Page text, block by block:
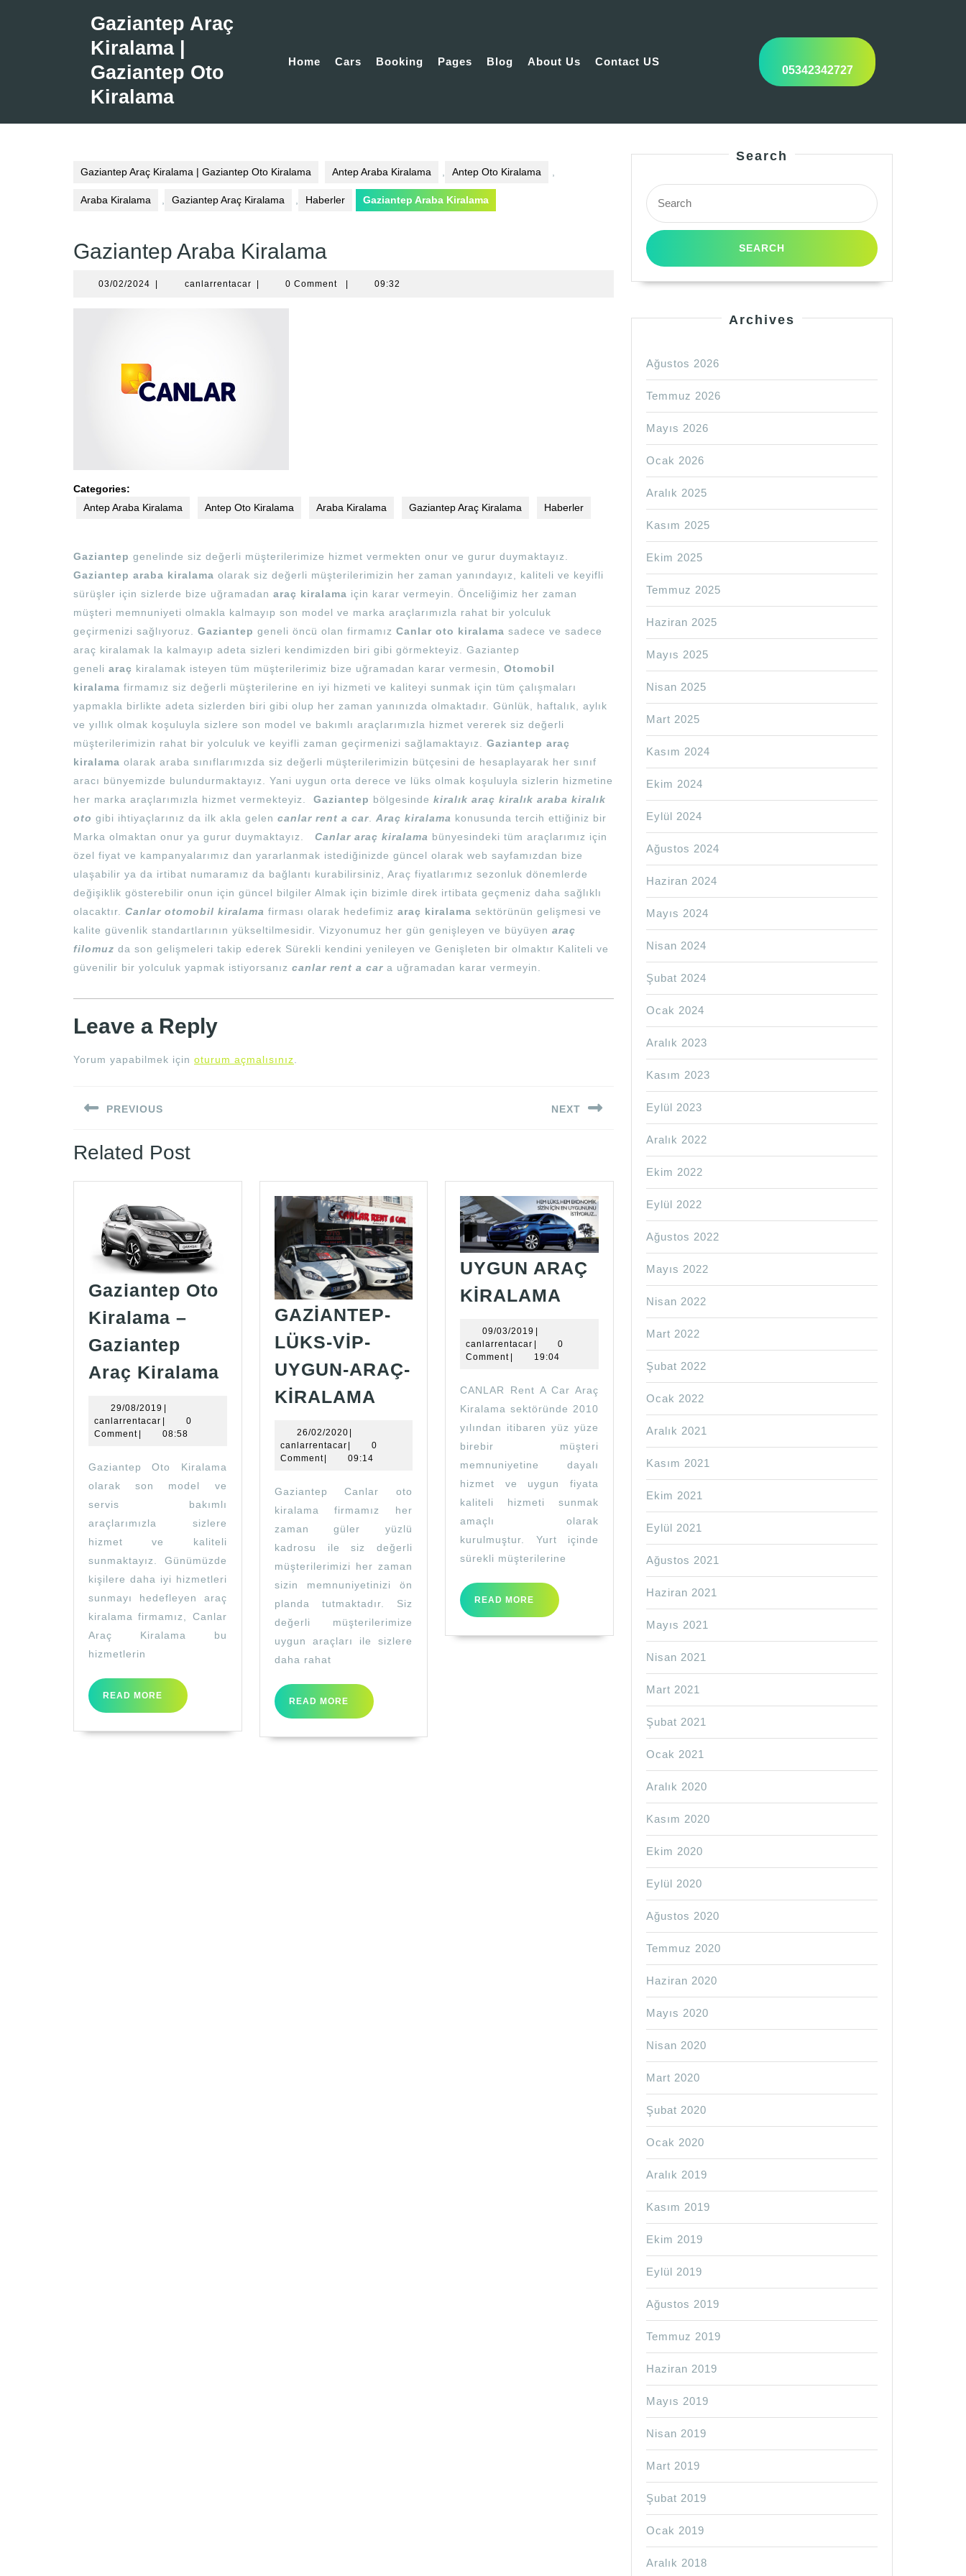
Gaziantep Araç
Kiralama |
Gaziantep Oto
Kiralama
Home Cars Booking Pages Blog About Us Contact US
05342342727
Gaziantep Araç Kiralama | Gaziantep Oto Kiralama Antep Araba Kiralama Antep Oto Kiralama
Araba Kiralama Gaziantep Araç Kiralama Haberler Gaziantep Araba Kiralama
Gaziantep Araba Kiralama
03/02/2024 03/02/2024canlarrentacarcanlarrentacar
0 Comment 09:32
Categories:
Antep Araba Kiralama
Antep Oto Kiralama Araba Kiralama Gaziantep Araç Kiralama Haberler
Gaziantep genelinde siz değerli müşterilerimize hizmet vermekten onur ve gurur duymaktayız.
Gaziantep araba kiralama olarak siz değerli müşterilerimizin her zaman yanındayız, kaliteli ve keyifli
sürüşler için sizlerde bize uğramadan araç kiralama için karar vermeyin. Önceliğimiz her zaman
müşteri memnuniyeti olmakla kalmayıp son model ve marka araçlarımızla rahat bir yolculuk
geçirmenizi sağlıyoruz. Gaziantep geneli öncü olan firmamız Canlar oto kiralama sadece ve sadece
araç kiralamak la kalmayıp adeta sizleri kendimizden biri gibi görmekteyiz. Gaziantep
geneli araç kiralamak isteyen tüm müşterilerimiz bize uğramadan karar vermesin, Otomobil
kiralama firmamız siz değerli müşterilerine en iyi hizmeti ve kaliteyi sunmak için tüm çalışmaları
yapmakla birlikte adeta sizlerden biri gibi olup her zaman yanınızda olmaktadır. Günlük, haftalık, aylık
ve yıllık olmak koşuluyla sizlere son model ve bakımlı araçlarımızla hizmet vererek siz değerli
müşterilerimizin rahat bir yolculuk ve keyifli zaman geçirmenizi sağlamaktayız. Gaziantep araç
kiralama olarak araba sınıflarımızda siz değerli müşterilerimizin bütçesini de hesaplayarak her sınıf
aracı bünyemizde bulundurmaktayız. Yani uygun orta derece ve lüks olmak koşuluyla sizlerin hizmetine
her marka araçlarımızla hizmet vermekteyiz. Gaziantep bölgesinde kiralık araç kiralık araba kiralık
oto gibi ihtiyaçlarınız da ilk akla gelen canlar rent a car Araç kiralama konusunda tercih ettiğiniz bir
Marka olmaktan onur ya gurur duymaktayız. Canlar araç kiralama bünyesindeki tüm araçlarımız için
özel fiyat ve kampanyalarımız dan yararlanmak istediğinizde güncel olarak web sayfamızdan bize
ulaşabilir ya da irtibat numaramız da bağlantı kurabilirsiniz, Araç fiyatlarımız sezonluk dönemlerde
değişiklik gösterebilir onun için güncel bilgiler Almak için bizimle direk irtibata geçmeniz daha sağlıklı
olacaktır. Canlar otomobil kiralama firması olarak hedefimiz araç kiralama sektörünün gelişmesi ve
kalite güvenlik standartlarının yükseltilmesidir. Vizyonumuz her gün genişleyen ve büyüyen araç
filomuz da son gelişmeleri takip ederek Sürekli kendini yenileyen ve Genişleten bir olmaktır Kaliteli ve
güvenilir bir yolculuk yapmak istiyorsanız canlar rent a car a uğramadan karar vermeyin.
Leave a Reply
Yorum yapabilmek için oturum açmalısınız
gezinmesi
PREVIOUS
post:
NEXT
Related Post
Gaziantep Oto
Kiralama –
Gaziantep
Araç Kiralama Gaziantep
Gaziantep
Araç
Kiralama
29/08/2019 29/08/2019
canlarrentacar canlarrentacar
0
Comment
08:58
Gaziantep Oto Kiralama
olarak son model ve
servis bakımlı
araçlarımızla sizlere
hizmet ve kaliteli
sunmaktayız. Günümüzde
kişilere daha iyi hizmetleri
sunmayı hedefleyen araç
kiralama firmamız, Canlar
Araç Kiralama bu
hizmetlerin
READ MORE
READ
MORE
GAZİANTEP-
LÜKS-VİP-
UYGUN-ARAÇ-
KİRALAMA GAZİANTEP-
KİRALAMA
26/02/202026/02/2020
canlarrentacarcanlarrentacar
0
Comment
09:14
Gaziantep Canlar oto
kiralama firmamız her
zaman güler yüzlü
kadrosu ile siz değerli
müşterilerimizi her zaman
sizin memnuniyetinizi ön
planda tutmaktadır. Siz
değerli müşterilerimize
uygun araçları ile sizlere
daha rahat
READ MORE
READ
MORE
UYGUN ARAÇ
KİRALAMA
KİRALAMA
09/03/2019 09/03/2019
canlarrentacar canlarrentacar
0
Comment
19:04
CANLAR Rent A Car Araç
Kiralama sektöründe 2010
yılından itibaren yüz yüze
birebir müşteri
memnuniyetine dayalı
hizmet ve uygun fiyata
kaliteli hizmeti sunmak
amaçlı olarak
kurulmuştur. Yurt içinde
sürekli müşterilerine
READ MORE
READ
MORE
Search
Search
for:
Archives
Ağustos 2026
Temmuz 2026
Mayıs 2026
Ocak 2026
Aralık 2025
Kasım 2025
Ekim 2025
Temmuz 2025
Haziran 2025
Mayıs 2025
Nisan 2025
Mart 2025
Kasım 2024
Ekim 2024
Eylül 2024
Ağustos 2024
Haziran 2024
Mayıs 2024
Nisan 2024
Şubat 2024
Ocak 2024
Aralık 2023
Kasım 2023
Eylül 2023
Aralık 2022
Ekim 2022
Eylül 2022
Ağustos 2022
Mayıs 2022
Nisan 2022
Mart 2022
Şubat 2022
Ocak 2022
Aralık 2021
Kasım 2021
Ekim 2021
Eylül 2021
Ağustos 2021
Haziran 2021
Mayıs 2021
Nisan 2021
Mart 2021
Şubat 2021
Ocak 2021
Aralık 2020
Kasım 2020
Ekim 2020
Eylül 2020
Ağustos 2020
Temmuz 2020
Haziran 2020
Mayıs 2020
Nisan 2020
Mart 2020
Şubat 2020
Ocak 2020
Aralık 2019
Kasım 2019
Ekim 2019
Eylül 2019
Ağustos 2019
Temmuz 2019
Haziran 2019
Mayıs 2019
Nisan 2019
Mart 2019
Şubat 2019
Ocak 2019
Aralık 2018